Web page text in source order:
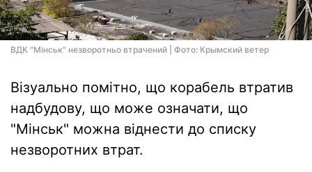
ВДК "Мінськ" незворотньо втрачений | Фото: Крымский ветер
Візуально помітно, що корабель втратив
надбудову, що може означати, що
"Мінськ" можна віднести до списку
незворотних втрат.